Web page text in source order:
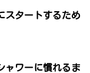
スタートするため
ャワーに慣れるま